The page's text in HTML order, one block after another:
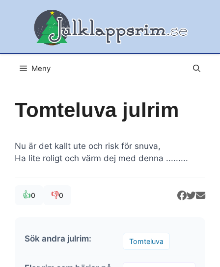
Meny
Tomteluva julrim
Nu är det kallt ute och risk för snuva,
Ha lite roligt och värm dej med denna .........
👍0 👎0
Sök andra julrim: Tomteluva